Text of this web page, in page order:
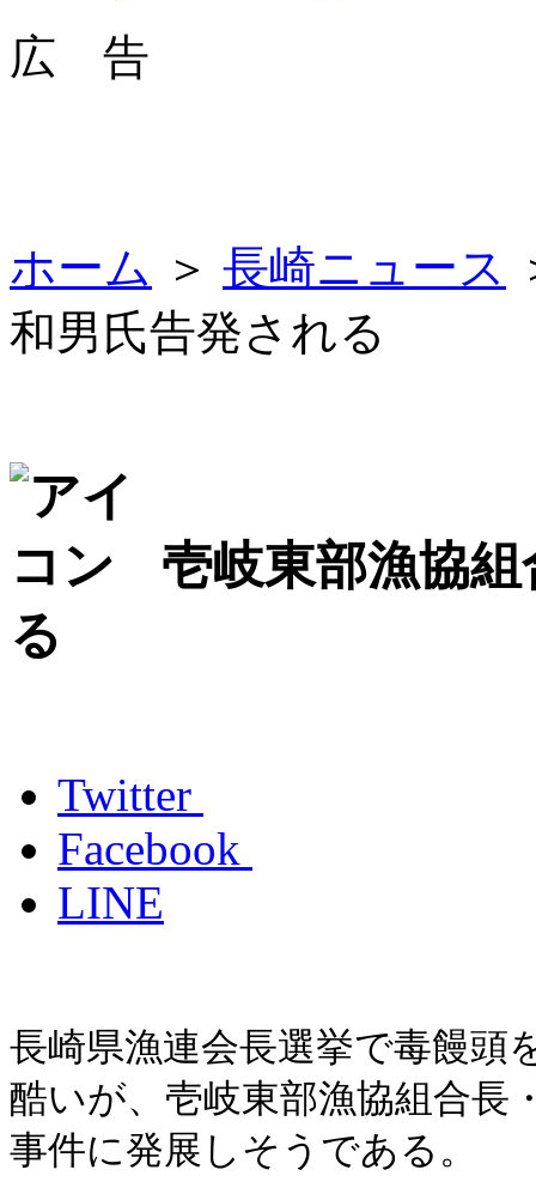
広 告
ホーム ＞ 長崎ニュース
和男氏告発される
壱岐東部漁協
る
Twitter
Facebook
LINE
長崎県漁連会長選挙で毒饅頭
酷いが、壱岐東部漁協組合長
事件に発展しそうである。